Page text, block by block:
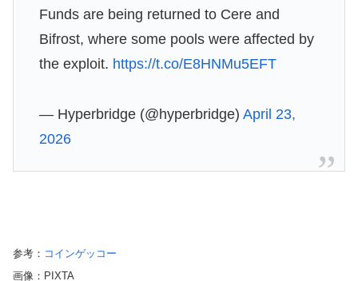
Funds are being returned to Cere and
Bifrost, where some pools were affected by
the exploit. https://t.co/E8HNMu5EFT
— Hyperbridge (@hyperbridge) April 23,
2026
参考： コインゲッコー
画像：PIXTA